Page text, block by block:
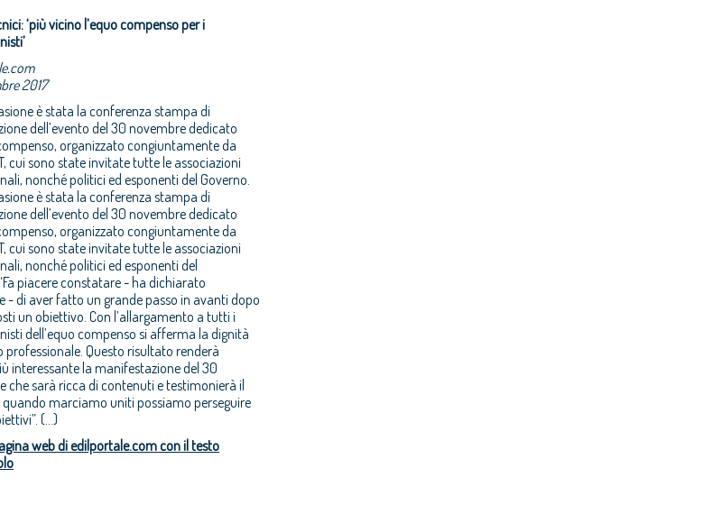
‘più vicino l’equo compenso per i
2017
è stata la conferenza stampa di
dell’evento del 30 novembre dedicato
organizzato congiuntamente da
cui sono state invitate tutte le associazioni
nonché politici ed esponenti del Governo.
è stata la conferenza stampa di
dell’evento del 30 novembre dedicato
organizzato congiuntamente da
cui sono state invitate tutte le associazioni
nonché politici ed esponenti del
piacere constatare - ha dichiarato
- di aver fatto un grande passo in avanti dopo
un obiettivo. Con l’allargamento a tutti i
dell’equo compenso si afferma la dignità
professionale. Questo risultato renderà
interessante la manifestazione del 30
che sarà ricca di contenuti e testimonierà il
marciamo uniti possiamo perseguire
(...)
web di edilportale.com con il testo